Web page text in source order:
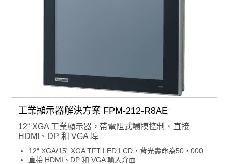
工業顯示器解決方案 FPM-212-R8AE
12“ XGA 工業顯示器，帶電阻式觸摸控制、直接
HDMI、DP 和 VGA 埠
12“ XGA/15” XGA TFT LED LCD，背光壽命為50，000
直接 HDMI、DP 和 VGA 輸入介面